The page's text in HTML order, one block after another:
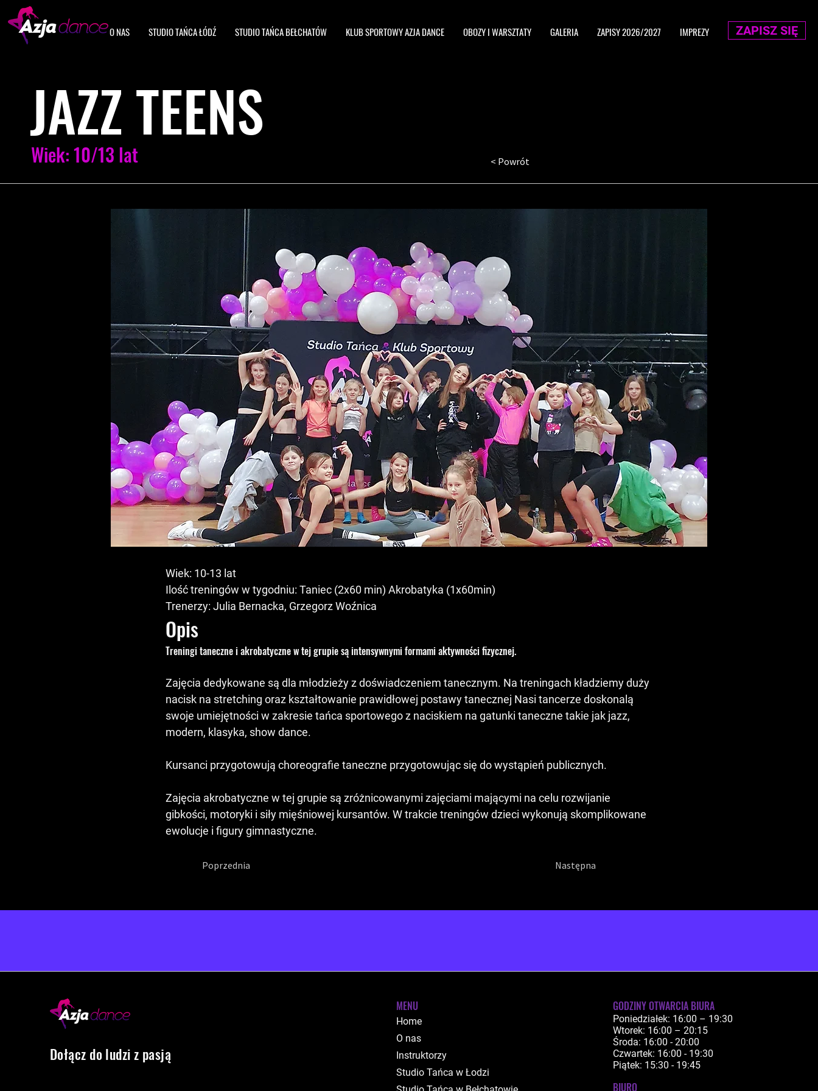
ZAPISZ SIĘ
O NAS STUDIO TAŃCA ŁÓDŹ STUDIO TAŃCA BEŁCHATÓW KLUB SPORTOWY AZJA DANCE OBOZY I WARSZTATY GALERIA ZAPISY 2026/2027 IMPREZY
JAZZ TEENS
Wiek: 10/13 lat < Powrót
Wiek: 10-13 lat
Ilość treningów w tygodniu: Taniec (2x60 min) Akrobatyka (1x60min)
Trenerzy: Julia Bernacka, Grzegorz Woźnica
Opis
Treningi taneczne i akrobatyczne w tej grupie są intensywnymi formami aktywności fizycznej.
Zajęcia dedykowane są dla młodzieży z doświadczeniem tanecznym. Na treningach kładziemy duży
nacisk na stretching oraz kształtowanie prawidłowej postawy tanecznej Nasi tancerze doskonalą
swoje umiejętności w zakresie tańca sportowego z naciskiem na gatunki taneczne takie jak jazz,
modern, klasyka, show dance.
Kursanci przygotowują choreografie taneczne przygotowując się do wystąpień publicznych.
Zajęcia akrobatyczne w tej grupie są zróżnicowanymi zajęciami mającymi na celu rozwijanie
gibkości, motoryki i siły mięśniowej kursantów. W trakcie treningów dzieci wykonują skomplikowane
ewolucje i figury gimnastyczne.
Poprzednia Następna
Dołącz do ludzi z pasją
MENU
Home
O nas
Instruktorzy
Studio Tańca w Łodzi
GODZINY OTWARCIA BIURA
Poniedziałek: 16:00 – 19:30
Wtorek: 16:00 – 20:15
Środa: 16:00 - 20:00
Czwartek: 16:00 - 19:30
Piątek: 15:30 - 19:45
BIURO